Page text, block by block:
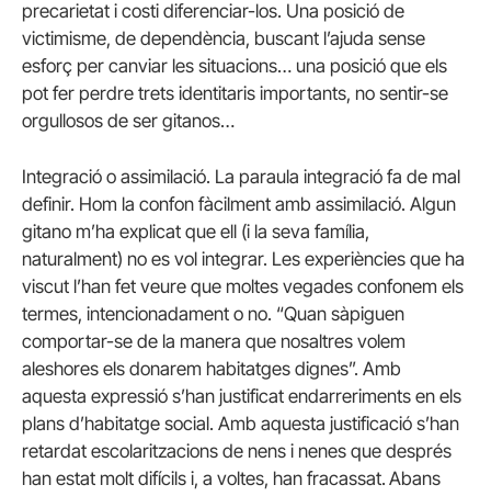
precarietat i costi diferenciar-los. Una posició de
victimisme, de dependència, buscant l’ajuda sense
esforç per canviar les situacions… una posició que els
pot fer perdre trets identitaris importants, no sentir-se
orgullosos de ser gitanos…
Integració o assimilació. La paraula integració fa de mal
definir. Hom la confon fàcilment amb assimilació. Algun
gitano m’ha explicat que ell (i la seva família,
naturalment) no es vol integrar. Les experiències que ha
viscut l’han fet veure que moltes vegades confonem els
termes, intencionadament o no. “Quan sàpiguen
comportar-se de la manera que nosaltres volem
aleshores els donarem habitatges dignes”. Amb
aquesta expressió s’han justificat endarreriments en els
plans d’habitatge social. Amb aquesta justificació s’han
retardat escolaritzacions de nens i nenes que després
han estat molt difícils i, a voltes, han fracassat. Abans